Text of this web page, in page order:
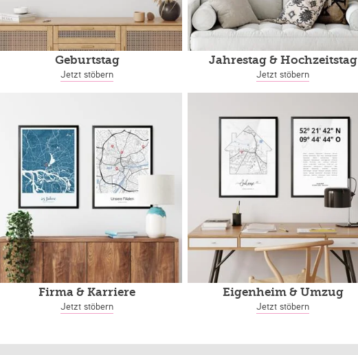
Geburtstag
Jetzt stöbern
Jahrestag& Hochzeitstag
Jetzt stöbern
Firma & Karriere
Jetzt stöbern
Eigenheim& Umzug
Jetzt stöbern